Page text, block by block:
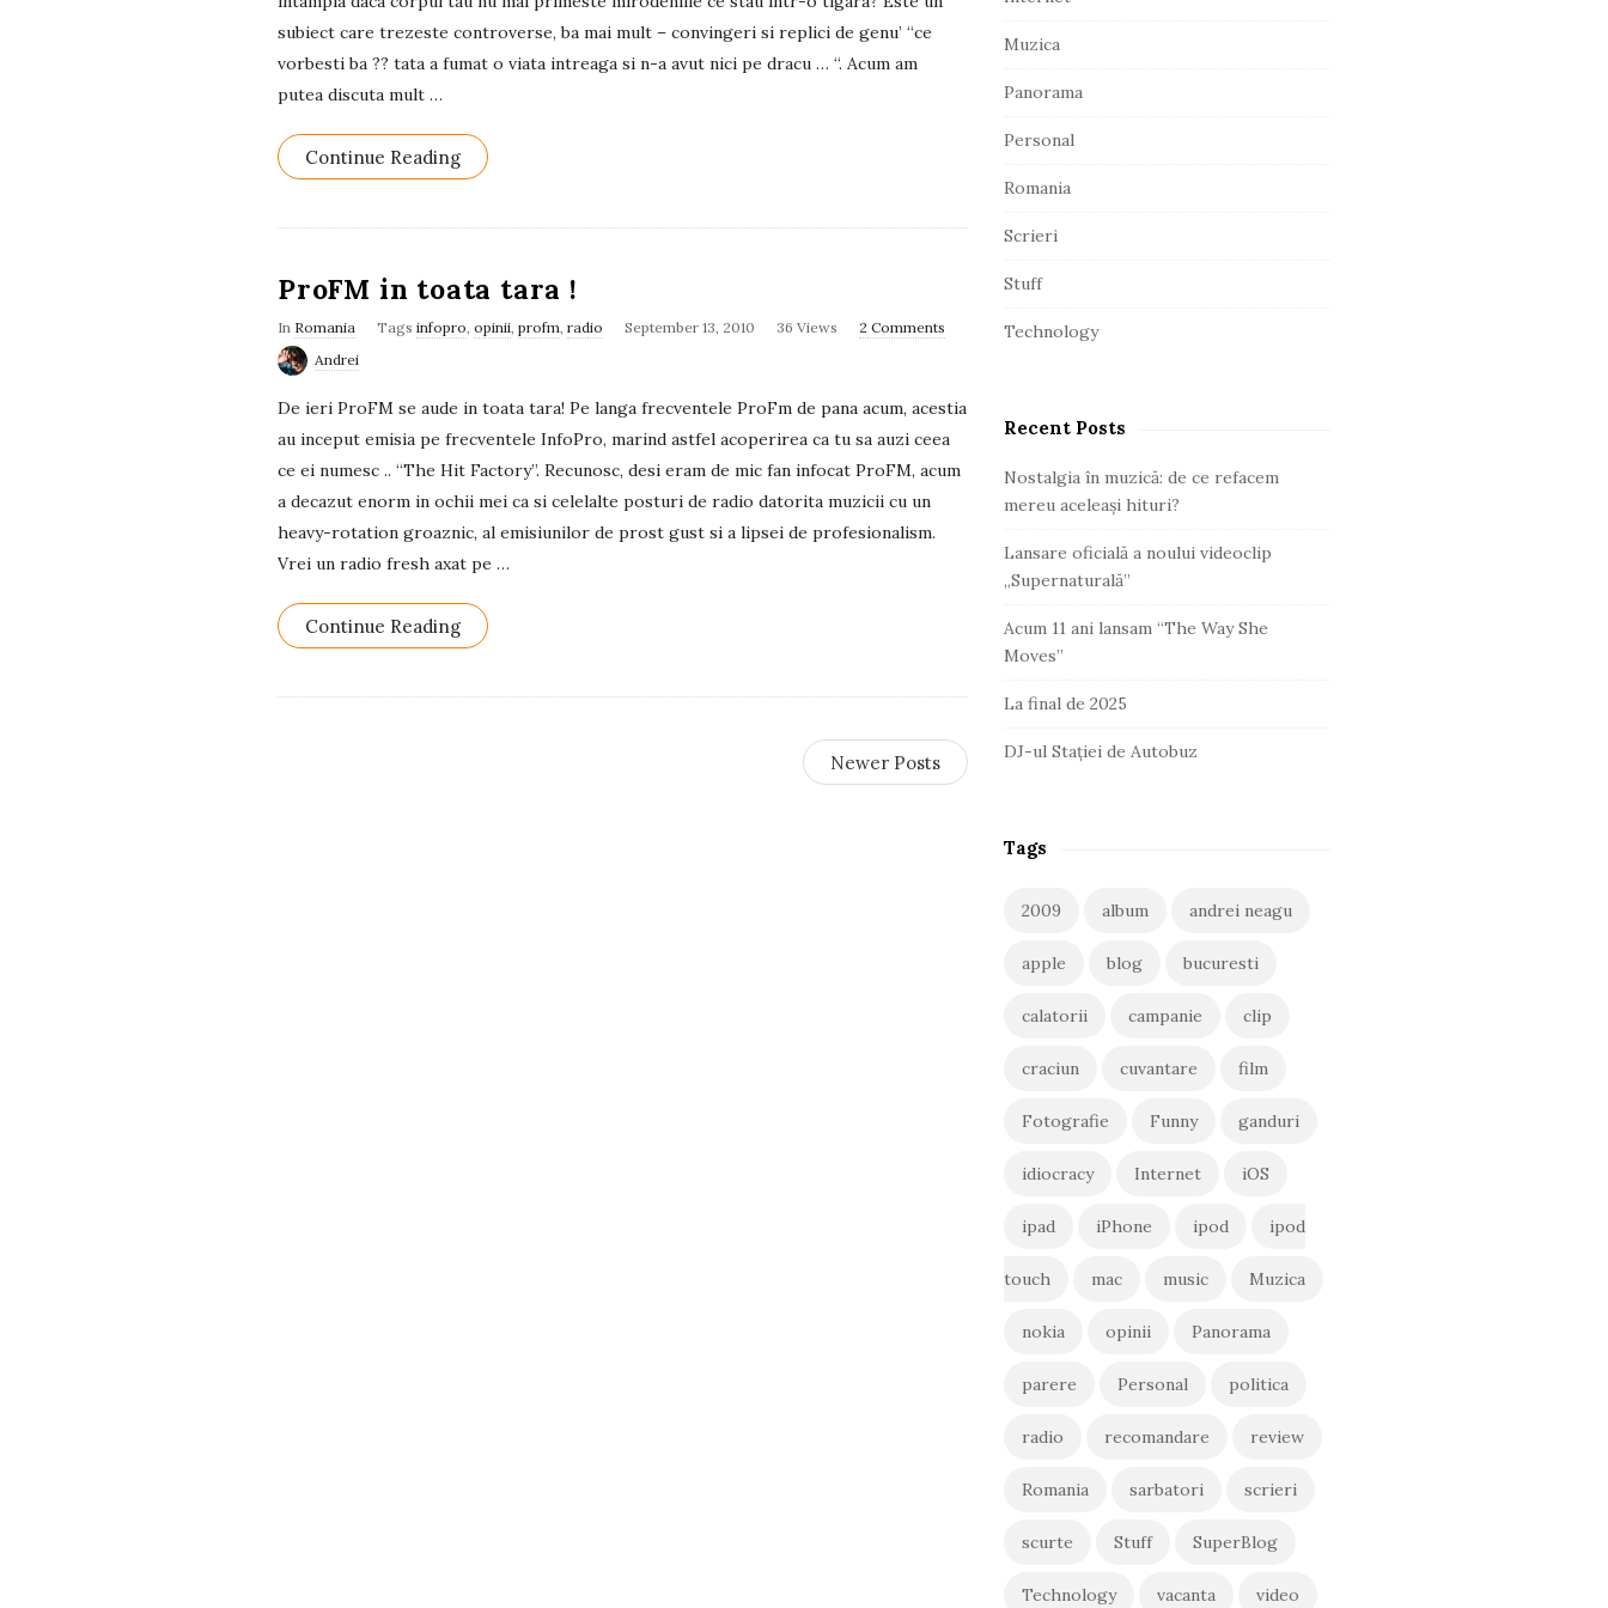
subiect care trezeste controverse, ba mai mult – convingeri si replici de genu’ “ce
vorbesti ba ?? tata a fumat o viata intreaga si n-a avut nici pe dracu … “. Acum am
putea discuta mult …
Continue Reading
ProFM in toata tara !
In Romania Tags infopro opinii profm radio September 13, 2010 36 Views
2 Comments
Andrei
De ieri ProFM se aude in toata tara! Pe langa frecventele ProFm de pana acum, acestia
au inceput emisia pe frecventele InfoPro, marind astfel acoperirea ca tu sa auzi ceea
ce ei numesc .. “The Hit Factory”. Recunosc, desi eram de mic fan infocat ProFM, acum
a decazut enorm in ochii mei ca si celelalte posturi de radio datorita muzicii cu un
heavy-rotation groaznic, al emisiunilor de prost gust si a lipsei de profesionalism.
Vrei un radio fresh axat pe …
Continue Reading
Newer Posts
Muzica
Panorama
Personal
Romania
Scrieri
Stuff
Technology
Recent Posts
Nostalgia în muzică: de ce refacem
mereu aceleași hituri?
Lansare oficială a noului videoclip
„Supernaturală”
Acum 11 ani lansam “The Way She
Moves”
La final de 2025
DJ-ul Stației de Autobuz
Tags
2009 album andrei neagu
apple blog bucuresti
calatorii campanie clip
craciun cuvantare film
Fotografie Funny ganduri
idiocracy Internet iOS
ipad iPhone ipod ipod
touch mac music Muzica
nokia opinii Panorama
parere Personal politica
radio recomandare review
Romania sarbatori scrieri
scurte Stuff SuperBlog
Technology vacanta video